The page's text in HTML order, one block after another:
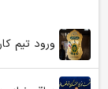
ورود تیم